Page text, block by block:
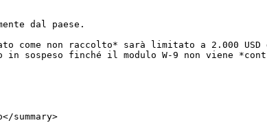
dal paese.
come non raccolto* sarà limitato a 2.000
sospeso finché il modulo W-9 non viene
summary>